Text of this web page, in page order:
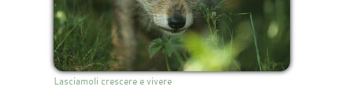
Lasciamoli crescere e vivere